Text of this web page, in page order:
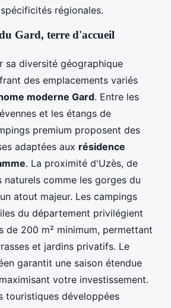
régionales.
Gard, terre d'accueil
sa diversité géographique
des emplacements variés
moderne Gard. Entre les
et les étangs de
premium proposent des
adaptées aux résidence
. La proximité d'Uzès, de
naturels comme les gorges du
atout majeur. Les campings
du département privilégient
de 200 m² minimum, permettant
et jardins privatifs. Le
garantit une saison étendue
votre investissement.
touristiques développées